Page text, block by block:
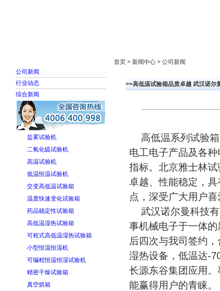
公司新闻
行业动态
综合新闻
盐雾试验机
二氧化硫试验机
高温试验机
低温恒温试验机
交变高低温试验箱
温度快速变化试验箱
药品稳定性试验箱
高低温湿热试验箱
可程式高低温湿热试验箱
小型恒温恒湿机
可编程恒温恒湿试验机
精密干燥试验箱
真空烘箱
首页 > 新闻中心 > 公司新闻
>>高低温试验箱品质卓越 武汉诺尔
高低温系列试验箱
电工电子产品及各
指标。北京雅士林
卓越、性能稳定，
点，深受广大用户喜
武汉诺尔曼科技有
事机械电子于一体
后四次与我司签约
湿热设备，低温达-
长源东谷集团应用
能赢得用户的青睐。